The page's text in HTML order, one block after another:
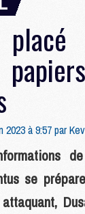
2023 à 9:57 par
se